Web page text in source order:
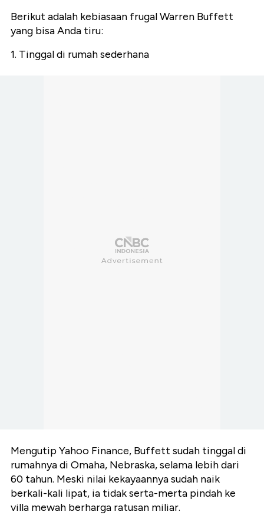
Berikut adalah kebiasaan frugal Warren Buffett
yang bisa Anda tiru:
1. Tinggal di rumah sederhana
Mengutip Yahoo Finance, Buffett sudah tinggal di
rumahnya di Omaha, Nebraska, selama lebih dari
60 tahun. Meski nilai kekayaannya sudah naik
berkali-kali lipat, ia tidak serta-merta pindah ke
villa mewah berharga ratusan miliar.